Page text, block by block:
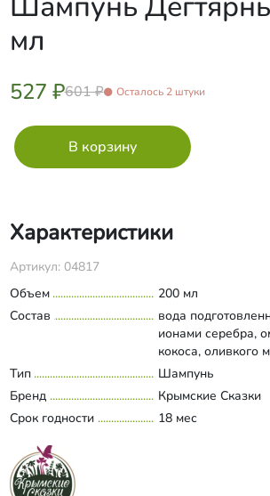
мл
527 ₽601 ₽ Осталось 2 штуки
Характеристики
Артикул: 04817
Объем
200 мл
Состав
вода
ионами серебра,
кокоса, оливкого
изетионат натрия,
полиакватерниум-
коллаген, морская
Развернуть
Тип
Шампунь
Бренд
Крымские Сказки
Срок годности
18 мес